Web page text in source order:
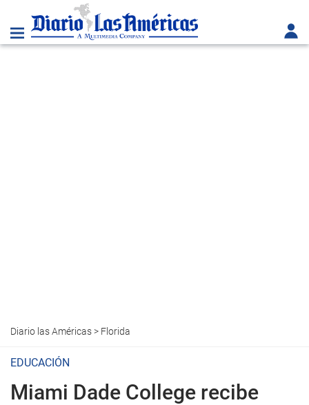
Diario las Américas> Florida
EDUCACIÓN
Miami Dade College recibe